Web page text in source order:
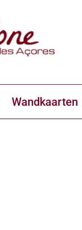
Wandkaarten